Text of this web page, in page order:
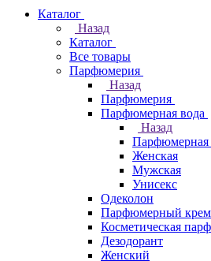
Каталог
Назад
Каталог
Все товары
Парфюмерия
Назад
Парфюмерия
Парфюмерная вода
Назад
Парфюмерная
Женская
Мужская
Унисекс
Одеколон
Парфюмерный крем
Косметическая
Дезодорант
Женский